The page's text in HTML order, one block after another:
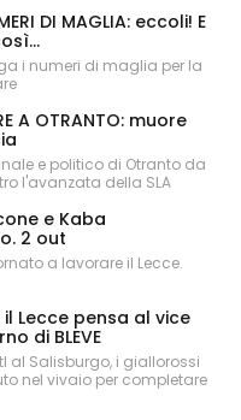
DI MAGLIA: eccoli! E
i numeri di maglia per la
A OTRANTO: muore
e politico di Otranto da
l'avanzata della SLA
e Kaba
2 out
a lavorare il Lecce.
il Lecce pensa al vice
di BLEVE
al Salisburgo, i giallorossi
nel vivaio per completare